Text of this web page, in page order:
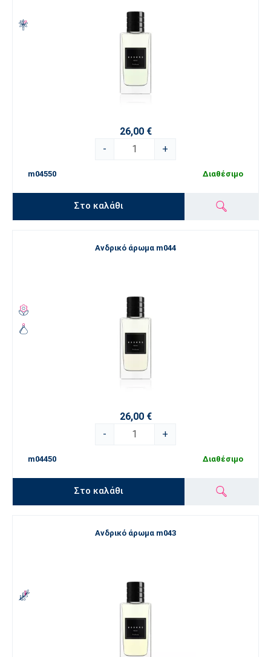
26,00 €
-
+
m04550 Διαθέσιμο
Στο καλάθι
Ανδρικό άρωμα m044
26,00 €
-
+
m04450 Διαθέσιμο
Στο καλάθι
Ανδρικό άρωμα m043